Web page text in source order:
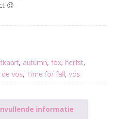
😉
, autumn, fox, herfst,
de vos, Time for fall, vos
informatie